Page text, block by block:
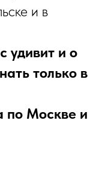
и в
удивит и о
только в
по Москве и